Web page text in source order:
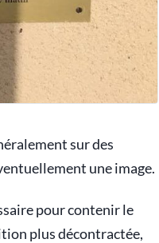
sur des
une image.
pour contenir le
plus décontractée,